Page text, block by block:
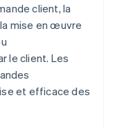
client, la
mise en œuvre
le client. Les
et efficace des